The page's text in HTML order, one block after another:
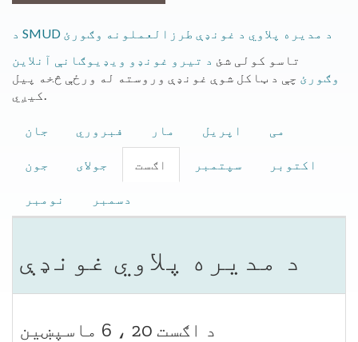
د SMUD د مدیره پلاوي د غونډې طرزالعملونه وګورئ
تاسو کولی شئ د تیرو غونډو ویډیوګانې آنلاین
وګورئ چې د ټاکل شوې غونډې وروسته له ورځې څخه پیل
کیږي.
جان فبروري مار اپریل می
جون جولای اګست سپتمبر اکتوبر
نومبر دسمبر
د مدیره پلاوي غونډې
د اګست 20 ، 6 ماسپښین